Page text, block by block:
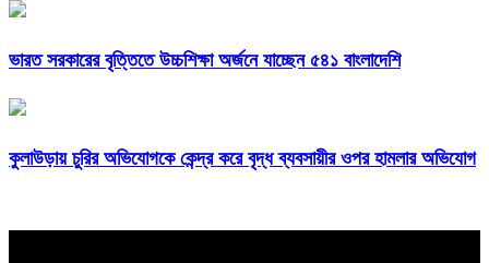
ভারত সরকারের বৃত্তিতে উচ্চশিক্ষা অর্জনে যাচ্ছেন ৫৪১ বাংলাদেশি
কুলাউড়ায় চুরির অভিযোগকে কেন্দ্র করে বৃদ্ধ ব্যবসায়ীর ওপর হামলার অভিযোগ